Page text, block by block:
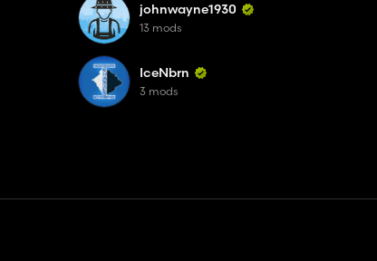
johnwayne1930
13 mods
IceNbrn
3 mods